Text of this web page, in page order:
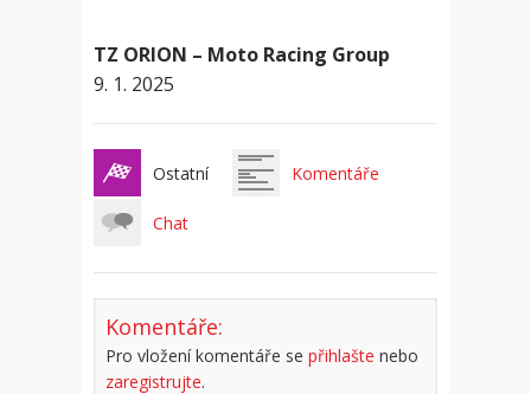
TZ ORION – Moto Racing Group
9. 1. 2025
Ostatní Komentáře
Chat
Komentáře:
Pro vložení komentáře se přihlašte nebo
zaregistrujte.